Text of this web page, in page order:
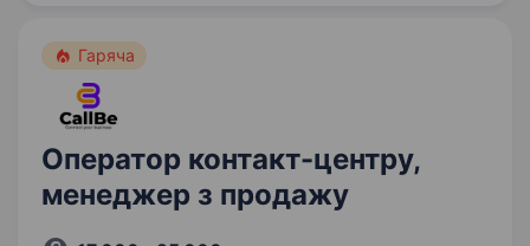
Гаряча
Оператор контакт-центру,
менеджер з продажу